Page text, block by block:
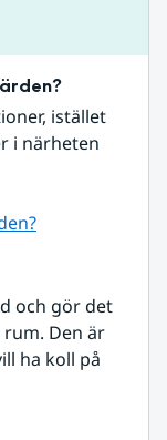
istället
i närheten
och gör det
Den är
ha koll på